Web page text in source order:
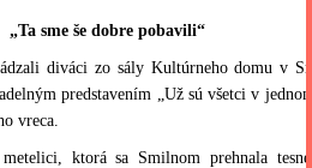
„Ta sme še dobre pobavili“
diváci zo sály Kultúrneho domu v
predstavením „Už sú všetci v
vreca.
ktorá sa Smilnom prehnala tesne